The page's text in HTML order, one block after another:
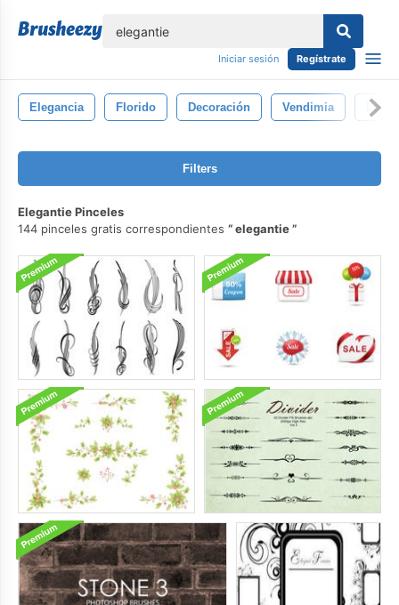
Iniciar sesión Regístrate
Elegancia Florido Decoración Vendimia Lujo
Filters
Elegantie Pinceles
144 pinceles gratis correspondientes
elegantie